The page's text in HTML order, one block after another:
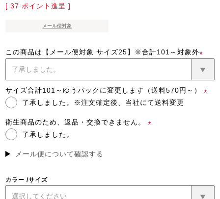
[ 37 ポイント進呈 ]
メール便対象
この商品は【メール便対象 サイズ25】※合計101～対象外
(必
須)
サイズ合計101～ゆうパックに変更します（送料570円～）
了承しました。※注文確定後、当社にて送料変更
衛生商品のため、返品・交換できません。
了承しました。
メール便について確認する
カラー サイズ